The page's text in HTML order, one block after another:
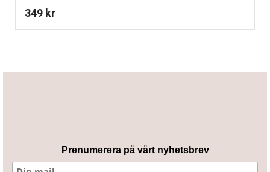
349 kr
Prenumerera på vårt nyhetsbrev